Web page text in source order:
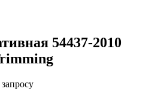
54437-2010